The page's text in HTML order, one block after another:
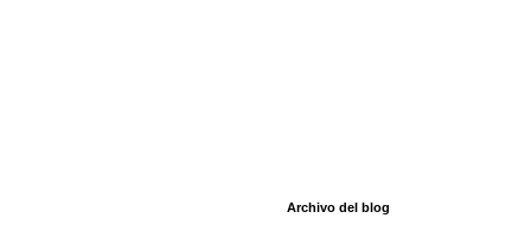
Archivo del blog